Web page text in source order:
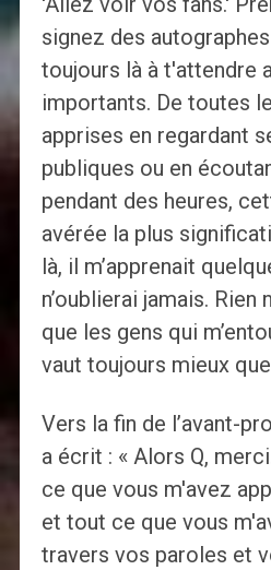
signez des
toujours là à t'attendre
importants. De toutes
apprises en regardant
publiques ou en
pendant des heures,
avérée la plus
là, il m’apprenait
n’oublierai jamais. Rien
que les gens qui
vaut toujours mieux
Vers la fin de l’avant-
a écrit : « Alors Q,
ce que vous m'avez
et tout ce que vous
travers vos paroles et